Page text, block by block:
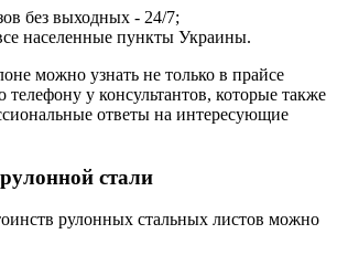
без выходных - 24/7;
населенные пункты Украины.
можно узнать не только в прайсе
телефону у консультантов, которые также
ответы на интересующие
стали
рулонных стальных листов можно